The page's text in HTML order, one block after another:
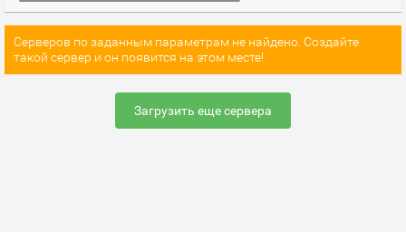
Серверов по заданным параметрам не найдено. Создайте
такой сервер и он появится на этом месте!
Загрузить еще сервера